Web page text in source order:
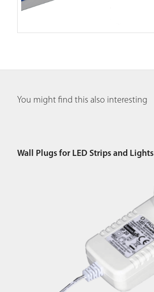
You might find this also interesting
Wall Plugs for LED Strips and Lights